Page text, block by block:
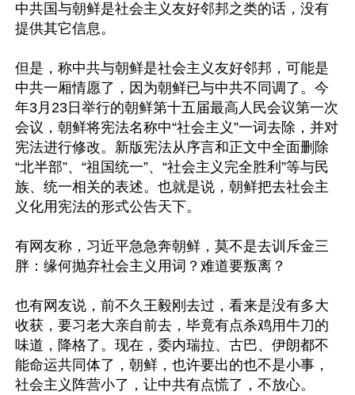
中共国与朝鲜是社会主义友好邻邦之类的话，没有
提供其它信息。
但是，称中共与朝鲜是社会主义友好邻邦，可能是
中共一厢情愿了，因为朝鲜已与中共不同调了。今
年3月23日举行的朝鲜第十五届最高人民会议第一次
会议，朝鲜将宪法名称中“社会主义”一词去除，并对
宪法进行修改。新版宪法从序言和正文中全面删除
“北半部”、“祖国统一”、“社会主义完全胜利”等与民
族、统一相关的表述。也就是说，朝鲜把去社会主
义化用宪法的形式公告天下。
有网友称，习近平急急奔朝鲜，莫不是去训斥金三
胖：缘何抛弃社会主义用词？难道要叛离？
也有网友说，前不久王毅刚去过，看来是没有多大
收获，要习老大亲自前去，毕竟有点杀鸡用牛刀的
味道，降格了。现在，委内瑞拉、古巴、伊朗都不
能命运共同体了，朝鲜，也许要出的也不是小事，
社会主义阵营小了，让中共有点慌了，不放心。